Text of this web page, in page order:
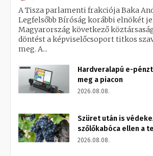
A Tisza parlamenti frakciója Baka
Legfelsőbb Bíróság korábbi elnökét
Magyarország következő
döntést a képviselőcsoport titkos
meg. A...
Hardveralapú e-
meg a piacon
2026.08.08.
Szüret után is
szőlőkabóca ellen a
2026.08.08.